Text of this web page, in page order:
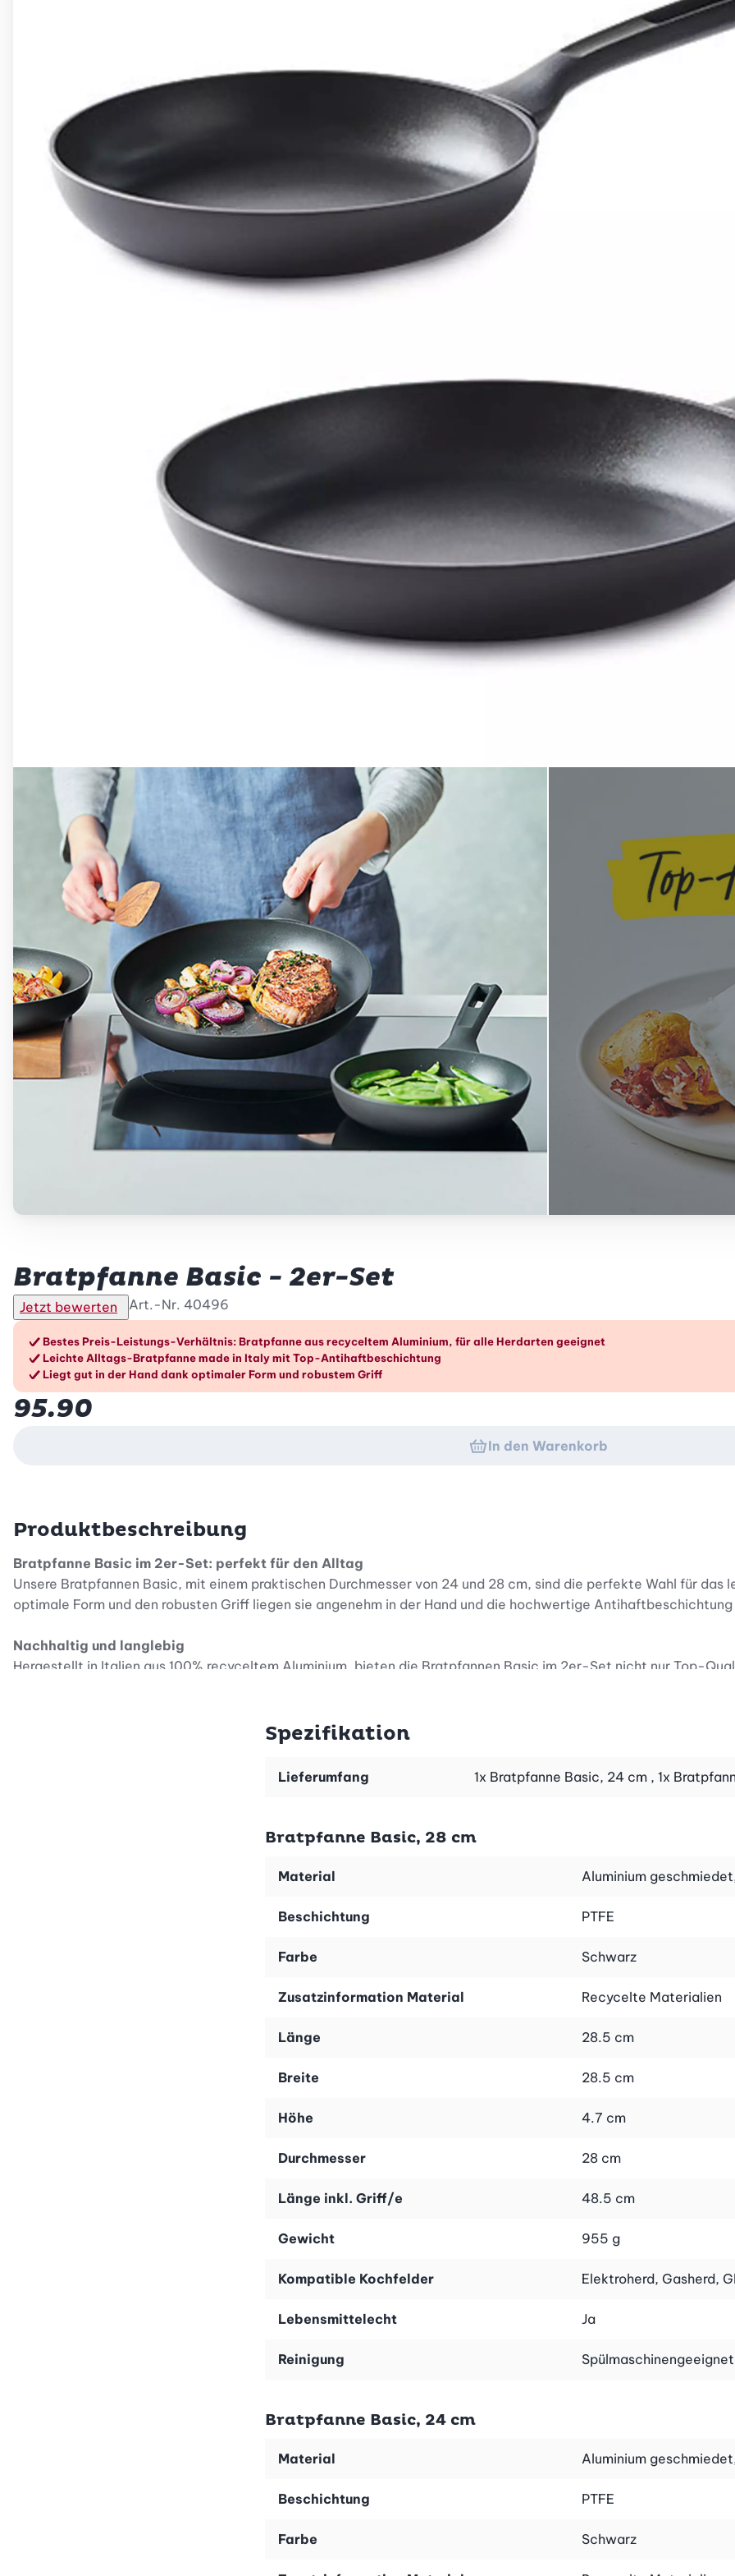
Bratpfanne Basic - 2er-Set
Jetzt bewerten Art.-Nr. 40496
Die Vorteile im Überblick
Bestes Preis-Leistungs-Verhältnis: Bratpfanne aus recyceltem Aluminium, für alle Herdarten geeignet
Leichte Alltags-Bratpfanne made in Italy mit Top-Antihaftbeschichtung
Liegt gut in der Hand dank optimaler Form und robustem Griff
95.90
In den Warenkorb
Produktbeschreibung
Bratpfanne Basic im 2er-Set: perfekt für den Alltag
Unsere Bratpfannen Basic, mit einem praktischen Durchmesser von 24 und 28 cm, sind die perfekte Wahl für
optimale Form und den robusten Griff liegen sie angenehm in der Hand und die hochwertige
Nachhaltig und langlebig
Hergestellt in Italien aus 100% recyceltem Aluminium, bieten die Bratpfannen Basic im 2er-Set nicht nur Top-
Perfekte Hitzeverteilung für gleichmässiges Braten
Ob du Fleisch scharf anbrätst, eine knusprige Rösti zubereitest oder deine Lieblingsgemüsebeilage kochst - die
Herausforderung. Ihre optimale Hitzeverteilung sorgt für gleichmässiges Braten auf allen Herdarten, einschliesslich
Diese Bratpfannen eignen sich nicht nur für Induktionsherde, sondern auch perfekt für Gas- und Elektroherde.
erleichtert die Reinigung nach dem Kochen. Diese klassischen Bratpfannen dürfen in keiner Küche fehlen und
Spezifikation
Lieferumfang 1x Bratpfanne Basic, 24 cm , 1x
Bratpfanne Basic, 28 cm
Material Aluminium
Beschichtung PTFE
Farbe Schwarz
Zusatzinformation Material Recycelte Materialien
Länge 28.5 cm
Breite 28.5 cm
Höhe 4.7 cm
Durchmesser 28 cm
Länge inkl. Griff/e 48.5 cm
Gewicht 955 g
Kompatible Kochfelder Elektroherd, Gasherd,
Lebensmittelecht Ja
Reinigung Spülmaschinengeeignet
Bratpfanne Basic, 24 cm
Material Aluminium
Beschichtung PTFE
Farbe Schwarz